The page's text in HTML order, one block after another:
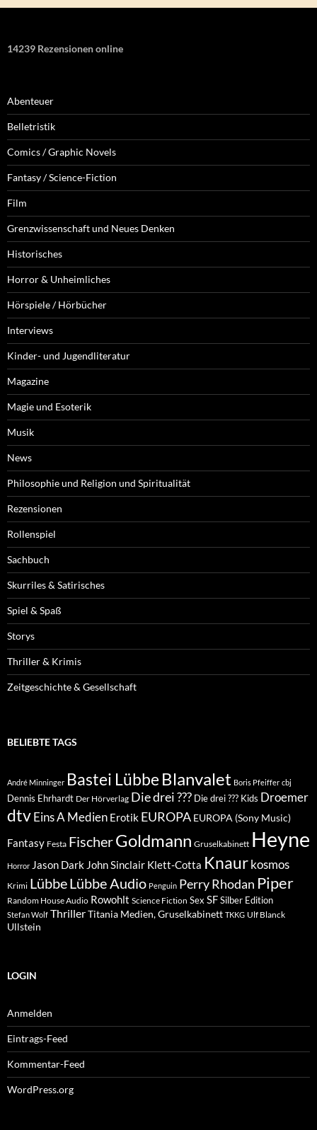
14239 Rezensionen online
Abenteuer
Belletristik
Comics / Graphic Novels
Fantasy / Science-Fiction
Film
Grenzwissenschaft und Neues Denken
Historisches
Horror & Unheimliches
Hörspiele / Hörbücher
Interviews
Kinder- und Jugendliteratur
Magazine
Magie und Esoterik
Musik
News
Philosophie und Religion und Spiritualität
Rezensionen
Rollenspiel
Sachbuch
Skurriles & Satirisches
Spiel & Spaß
Storys
Thriller & Krimis
Zeitgeschichte & Gesellschaft
BELIEBTE TAGS
André Minninger Bastei Lübbe Blanvalet Boris Pfeiffer cbj
Dennis Ehrhardt Der Hörverlag Die drei ??? Die drei ??? Kids Droemer
dtvEins A Medien Erotik EUROPA EUROPA (Sony Music)
Fantasy Festa FischerGoldmann Gruselkabinett Heyne
Horror Jason Dark John Sinclair Klett-Cotta Knaur kosmos
Krimi LübbeLübbe Audio Penguin Perry Rhodan Piper
Random House Audio Rowohlt Science Fiction Sex SFSilber Edition
Stefan Wolf ThrillerTitania Medien, Gruselkabinett TKKG Ulf Blanck
Ullstein
LOGIN
Anmelden
Eintrags-Feed
Kommentar-Feed
WordPress.org